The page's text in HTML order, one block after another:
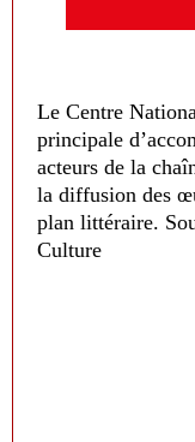
Le Centre
principale
acteurs de la
la diffusion des
plan littéraire.
Culture